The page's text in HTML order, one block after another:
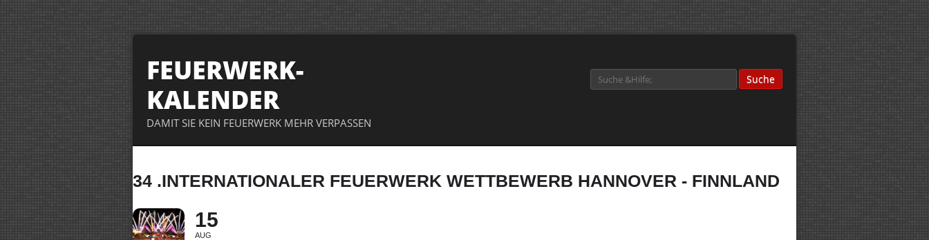
FEUERWERK-
KALENDER
DAMIT SIE KEIN FEUERWERK MEHR VERPASSEN
Suche
34 .INTERNATIONALER FEUERWERK WETTBEWERB HANNOVER - FINNLAND
15
AUG